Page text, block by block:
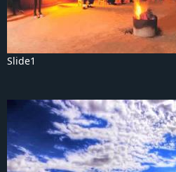
Slide1